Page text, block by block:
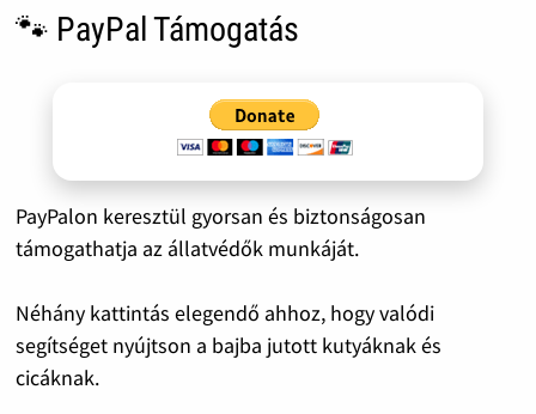
🐾 PayPal Támogatás
PayPalon keresztül gyorsan és biztonságosan
támogathatja az állatvédők munkáját.
Néhány kattintás elegendő ahhoz, hogy valódi
segítséget nyújtson a bajba jutott kutyáknak és
cicáknak.